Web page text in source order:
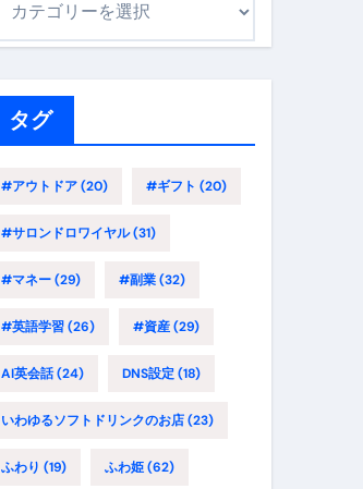
タグ
#アウトドア(20) #ギフト (20)
#サロンドロワイヤル(31)
#マネー(29) #副業(32)
#英語学習(26) #資産(29)
AI英会話(24) DNS設定(18)
いわゆるソフトドリンクのお店(23)
ふわり (19) ふわ姫(62)